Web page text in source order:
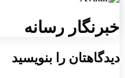
خبرنگار رسانه
دیدگاهتان را بنویسید